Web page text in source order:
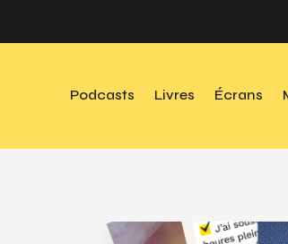
Podcasts Livres Écrans